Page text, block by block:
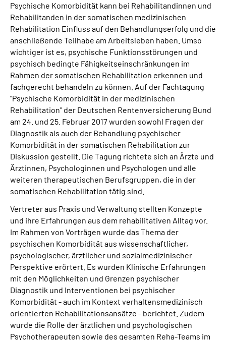
Language
Inhalte in Gebärdensprache (DGS)
Leichte Sprache
Mein Kundenportal
Psychische Komorbidität kann bei Rehabilitandinnen und
Rehabilitanden in der somatischen medizinischen
Rehabilitation Einfluss auf den Behandlungserfolg und die
anschließende Teilhabe am Arbeitsleben haben. Umso
wichtiger ist es, psychische Funktionsstörungen und
psychisch bedingte Fähigkeitseinschränkungen im
Rahmen der somatischen Rehabilitation erkennen und
fachgerecht behandeln zu können. Auf der Fachtagung
"Psychische Komorbidität in der medizinischen
Rehabilitation" der Deutschen Rentenversicherung Bund
am 24. und 25. Februar 2017 wurden sowohl Fragen der
Diagnostik als auch der Behandlung psychischer
Komorbidität in der somatischen Rehabilitation zur
Diskussion gestellt. Die Tagung richtete sich an Ärzte und
Ärztinnen, Psychologinnen und Psychologen und alle
weiteren therapeutischen Berufsgruppen, die in der
somatischen Rehabilitation tätig sind.
Vertreter aus Praxis und Verwaltung stellten Konzepte
und ihre Erfahrungen aus dem rehabilitativen Alltag vor.
Im Rahmen von Vorträgen wurde das Thema der
psychischen Komorbidität aus wissenschaftlicher,
psychologischer, ärztlicher und sozialmedizinischer
Perspektive erörtert. Es wurden Klinische Erfahrungen
mit den Möglichkeiten und Grenzen psychischer
Diagnostik und Interventionen bei psychischer
Komorbidität - auch im Kontext verhaltensmedizinisch
orientierten Rehabilitationsansätze - berichtet. Zudem
wurde die Rolle der ärztlichen und psychologischen
Psychotherapeuten sowie des gesamten Reha-Teams im